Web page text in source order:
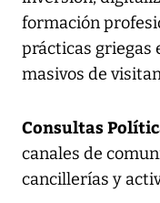
formación
prácticas griegas
masivos de
Consultas
canales de
cancillerías y